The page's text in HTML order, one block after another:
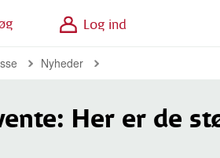
Log ind
Nyheder
Her er de